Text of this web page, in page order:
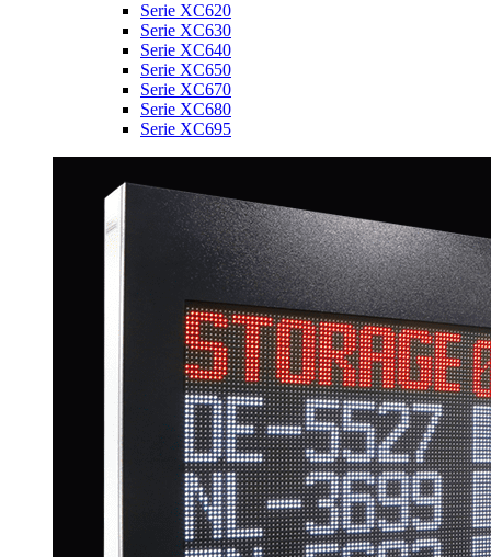
Serie XC620
Serie XC630
Serie XC640
Serie XC650
Serie XC670
Serie XC680
Serie XC695